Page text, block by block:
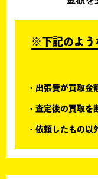
※下記のよう
出張費が買取金
査定後の買取を
依頼したもの以